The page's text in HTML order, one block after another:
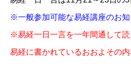
※一般参加可能な易経講座のお知
※易経一日一言を一年間通して読
易経に書かれているおおよその内